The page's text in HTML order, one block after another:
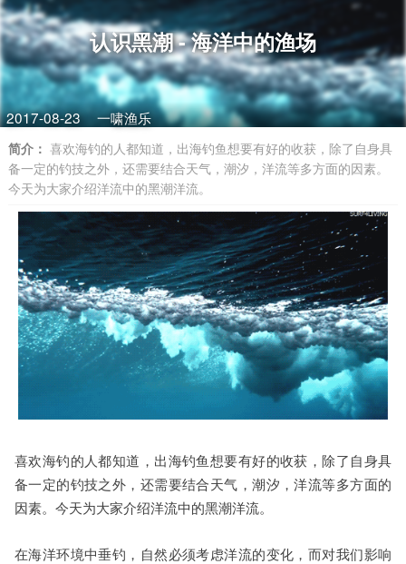
认识黑潮 - 海洋中的渔场
2017-08-23 一啸渔乐
简介： 喜欢海钓的人都知道，出海钓鱼想要有好的收获，除了自身具
备一定的钓技之外，还需要结合天气，潮汐，洋流等多方面的因素。
今天为大家介绍洋流中的黑潮洋流。
喜欢海钓的人都知道，出海钓鱼想要有好的收获，除了自身具
备一定的钓技之外，还需要结合天气，潮汐，洋流等多方面的
因素。今天为大家介绍洋流中的黑潮洋流。
在海洋环境中垂钓，自然必须考虑洋流的变化，而对我们影响